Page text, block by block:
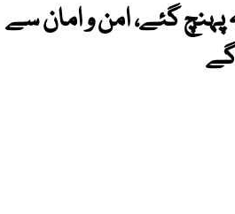
پہنچ گئے، امن و امان سے